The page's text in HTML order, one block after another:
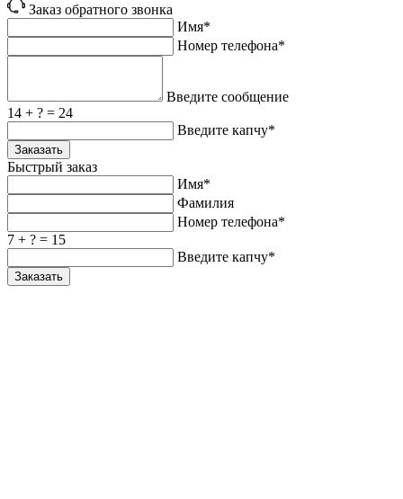
Заказ обратного звонка
Имя*
Номер телефона*
Введите сообщение
14 + ? = 24
Введите капчу*
Заказать
Быстрый заказ
Имя*
Фамилия
Номер телефона*
7 + ? = 15
Введите капчу*